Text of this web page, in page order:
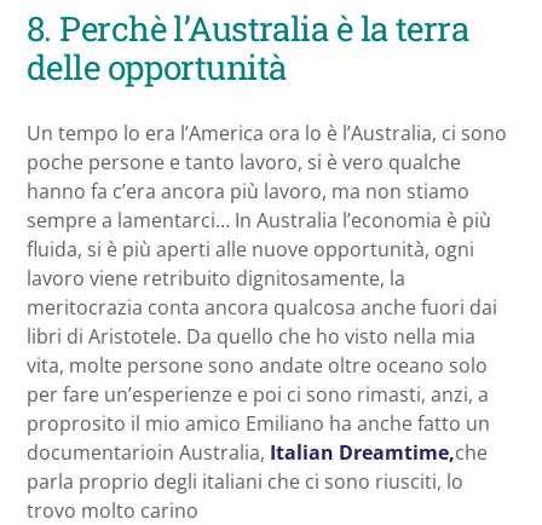
8. Perchè l’Australia è la terra
delle opportunità
Un tempo lo era l’America ora lo è l’Australia, ci sono
poche persone e tanto lavoro, si è vero qualche
hanno fa c’era ancora più lavoro, ma non stiamo
sempre a lamentarci… In Australia l’economia è più
fluida, si è più aperti alle nuove opportunità, ogni
lavoro viene retribuito dignitosamente, la
meritocrazia conta ancora qualcosa anche fuori dai
libri di Aristotele. Da quello che ho visto nella mia
vita, molte persone sono andate oltre oceano solo
per fare un’esperienze e poi ci sono rimasti, anzi, a
proprosito il mio amico Emiliano ha anche fatto un
documentarioin Australia, Italian Dreamtime,che
parla proprio degli italiani che ci sono riusciti, lo
trovo molto carino